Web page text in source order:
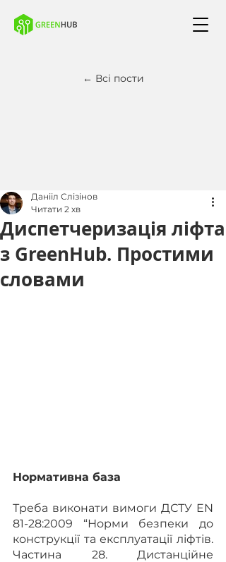
← Всі пости
Диспетчеризація ліфта
з GreenHub. Простими
словами
Данііл Слізінов
Читати 2 хв
Нормативна база
Треба виконати вимоги ДСТУ EN
81-28:2009 “Норми безпеки до
конструкції та експлуатації ліфтів.
Частина 28. Дистанційне